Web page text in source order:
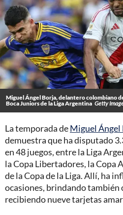
Miguel Ángel Borja, delantero colombiano
Boca Juniors de la Liga Argentina Getty
La temporada deMiguel Ángel
demuestra que ha disputado
en 48 juegos, entre la Liga
la Copa Libertadores, la Copa
de la Copa de la Liga. Allí, ha
ocasiones, brindando también
recibiendo nueve tarjetas